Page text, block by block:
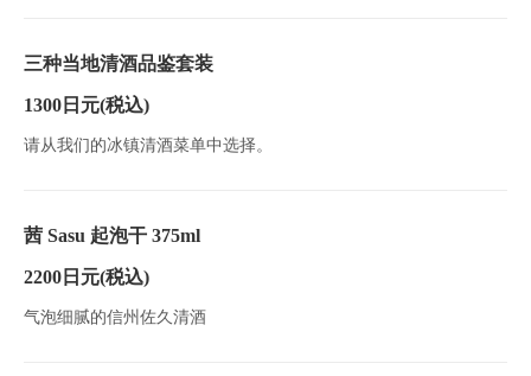
三种当地清酒品鉴套装
1300日元(税込)
请从我们的冰镇清酒菜单中选择。
茜 Sasu 起泡干 375ml
2200日元(税込)
气泡细腻的信州佐久清酒